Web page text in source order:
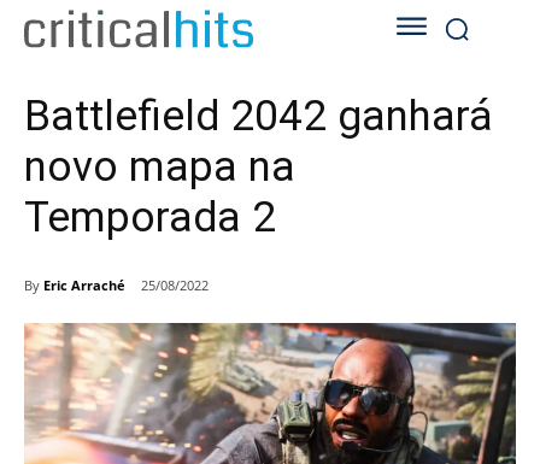
Battlefield 2042 ganhará
novo mapa na
Temporada 2
By Eric Arraché 25/08/2022